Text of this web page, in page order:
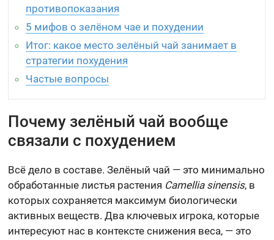
противопоказания
5 мифов о зелёном чае и похудении
Итог: какое место зелёный чай занимает в
стратегии похудения
Частые вопросы
Почему зелёный чай вообще
связали с похудением
Всё дело в составе. Зелёный чай — это минимально
обработанные листья растения Camellia sinensis, в
которых сохраняется максимум биологически
активных веществ. Два ключевых игрока, которые
интересуют нас в контексте снижения веса, — это